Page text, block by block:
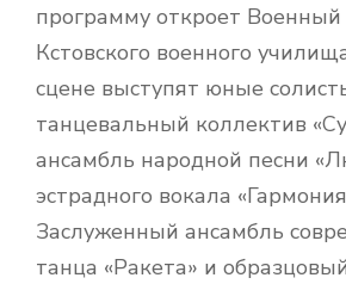
программу откроет Военный
Кстовского военного
сцене выступят юные
танцевальный коллектив
ансамбль народной песни
эстрадного вокала
Заслуженный ансамбль
танца «Ракета» и образцовый